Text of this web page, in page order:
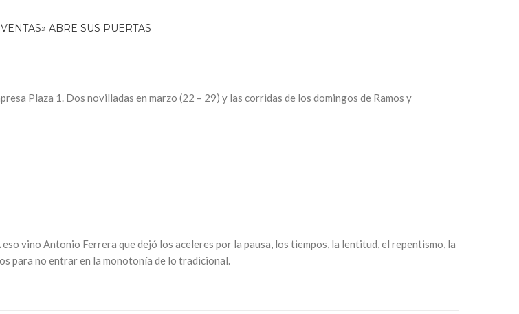
Plaza 1. Dos novilladas en marzo (22 – 29) y las corridas de los domingos de Ramos y
vino Antonio Ferrera que dejó los aceleres por la pausa, los tiempos, la lentitud, el repentismo, la
para no entrar en la monotonía de lo tradicional.